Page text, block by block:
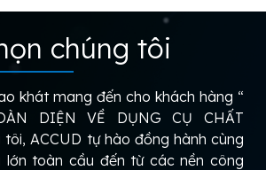
chúng tôi
khát mang đến cho khách hàng “
DIỆN VỀ DỤNG CỤ CHẤT
tôi, ACCUD tự hào đồng hành cùng
lớn toàn cầu đến từ các nền công